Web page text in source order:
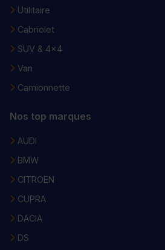
Utilitaire
Cabriolet
SUV & 4x4
Van
Camionnette
Nos top marques
AUDI
BMW
CITROEN
CUPRA
DACIA
DS